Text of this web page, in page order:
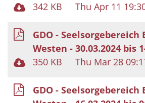
342 KB
Thu Apr 11
GDO - Seelsorgebereich
Westen - 30.03.2024 bis
350 KB
Thu Mar 28
GDO - Seelsorgebereich